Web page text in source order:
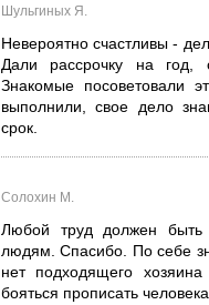
Шульгиных Я.
Невероятно счастливы -
Дали рассрочку на год,
Знакомые посоветовали
выполнили, свое дело
срок.
Солохин М.
Любой труд должен быть
людям. Спасибо. По себе
нет подходящего
бояться прописать